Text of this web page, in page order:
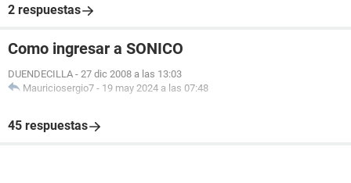
2 respuestas
Como ingresar a SONICO
DUENDECILLA - 27 dic 2008 a las 13:03
Mauriciosergio7 - 19 may 2024 a las 07:48
45 respuestas